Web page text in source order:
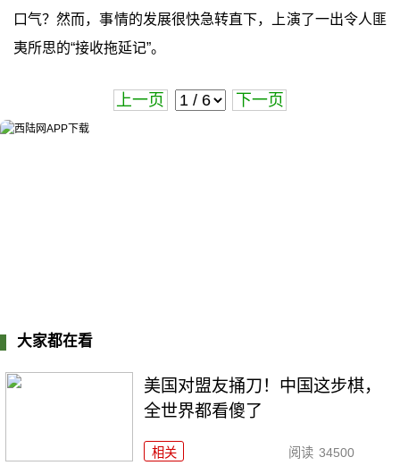
口气？然而，事情的发展很快急转直下，上演了一出令人匪
夷所思的“接收拖延记”。
上一页 下一页
大家都在看
美国对盟友捅刀！中国这步棋，
全世界都看傻了
相关 阅读 34500